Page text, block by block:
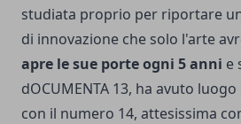
studiata proprio per riportare
di innovazione che solo l'arte
apre le sue porte ogni 5 anni e
dOCUMENTA 13, ha avuto luogo
con il numero 14, attesissima